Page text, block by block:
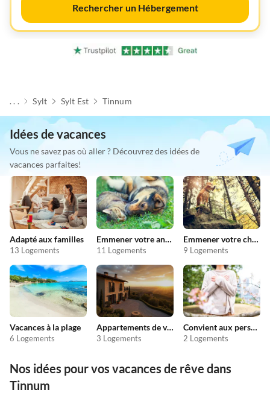
Rechercher un Hébergement
. . . Sylt Sylt Est Tinnum
Idées de vacances
Vous ne savez pas où aller ? Découvrez des idées de
vacances parfaites!
Adapté aux familles
13 Logements
Emmener votre animal en vacances
11 Logements
Emmener votre chien en vacances
9 Logements
Vacances à la plage
6 Logements
Appartements de vacances pas chers
3 Logements
Convient aux personnes allergiques
2 Logements
Nos idées pour vos vacances de rêve dans
Tinnum